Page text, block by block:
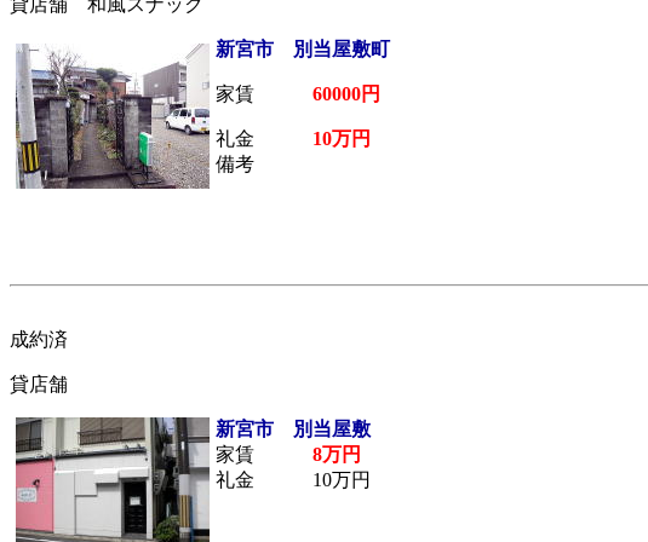
貸店舗 和風スナック
新宮市 別当屋敷町
家賃 60000円
礼金 10万円
備考
成約済
貸店舗
新宮市 別当屋敷
家賃 8万円
礼金 10万円